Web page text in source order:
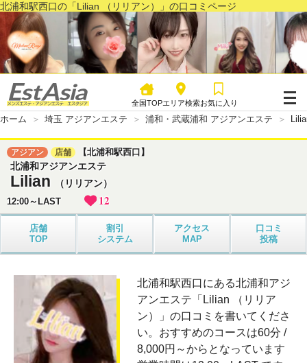
北浦和駅西口の「Lilian （リリアン）」の口コミページ
全国TOPエリア検索お気に入り
ホーム 埼玉 アジアンエステ 浦和・武蔵浦和 アジアンエステ
アジアン 店舗 【北浦和駅西口】
北浦和アジアンエステ
Lilian （リリアン）
12:00～LAST 12
店舗
TOP
割引
システム
アクセス
MAP
口コミ
投稿
北浦和駅西口にある北浦和アジ
アンエステ「Lilian （リリア
ン）」の口コミを書いてくださ
い。おすすめのコースは60分 /
8,000円～からとなっています